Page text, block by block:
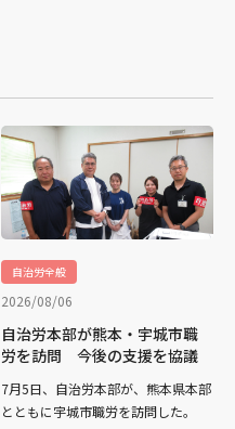
自治労全般
2026/08/06
自治労本部が熊本・宇城市職
労を訪問 今後の支援を協議
7月5日、自治労本部が、熊本県本部
とともに宇城市職労を訪問した。